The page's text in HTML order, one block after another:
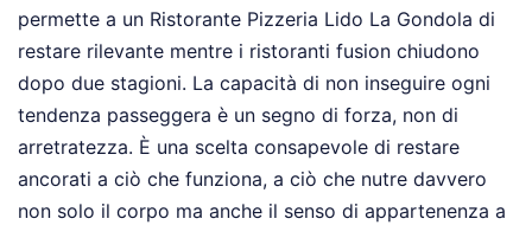
permette a un Ristorante Pizzeria Lido La Gondola di
restare rilevante mentre i ristoranti fusion chiudono
dopo due stagioni. La capacità di non inseguire ogni
tendenza passeggera è un segno di forza, non di
arretratezza. È una scelta consapevole di restare
ancorati a ciò che funziona, a ciò che nutre davvero
non solo il corpo ma anche il senso di appartenenza a